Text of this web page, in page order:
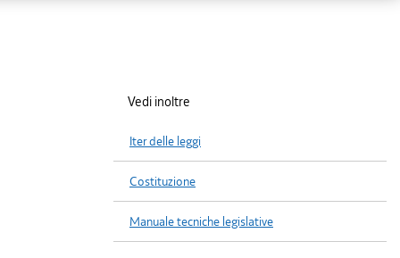
Vedi inoltre
Iter delle leggi
Costituzione
Manuale tecniche legislative